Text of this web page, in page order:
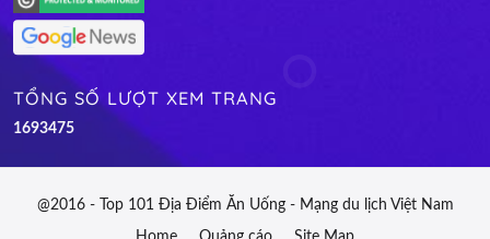
TỔNG SỐ LƯỢT XEM TRANG
1693475
@2016 - Top 101 Địa Điểm Ăn Uống - Mạng du lịch Việt Nam